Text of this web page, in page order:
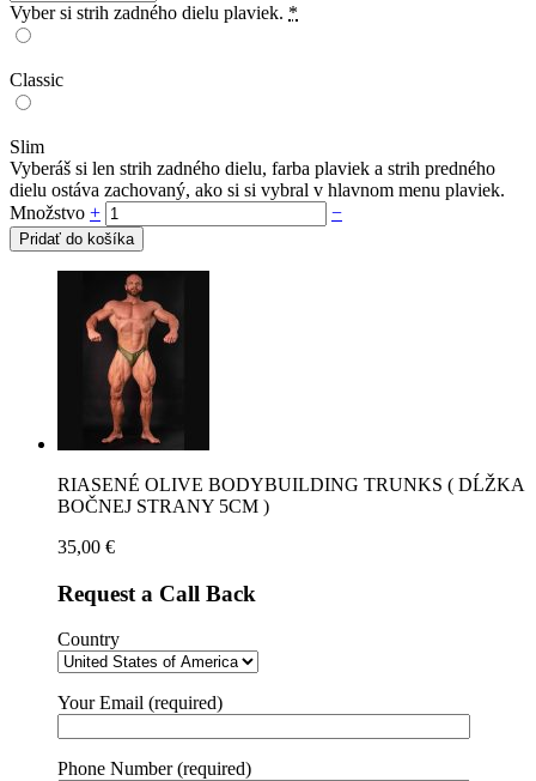
Vyber si strih zadného dielu plaviek. *
Classic
Slim
Vyberáš si len strih zadného dielu, farba plaviek a strih predného
dielu ostáva zachovaný, ako si si vybral v hlavnom menu plaviek.
Množstvo + −
Pridať do košíka
RIASENÉ OLIVE BODYBUILDING TRUNKS ( DĹŽKA
BOČNEJ STRANY 5CM )
35,00 €
Request a Call Back
Country
Your Email (required)
Phone Number (required)